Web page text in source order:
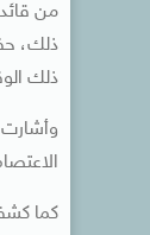
من
ذلك،
ذلك
كما